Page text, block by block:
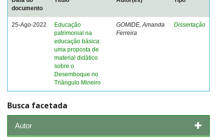
documento
25-Ago-2022
Educação
patrimonial na
educação básica:
uma proposta de
material didático
sobre o
Desemboque no
Triângulo Mineiro
GOMIDE, Amanda
Ferreira
Dissertação
Busca facetada
Autor